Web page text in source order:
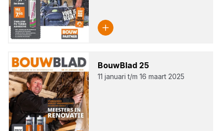
Bouw­Blad 25
11 januari t/m 16 maart 2025